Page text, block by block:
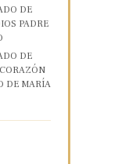
DE
PADRE
DE
DE MARÍA